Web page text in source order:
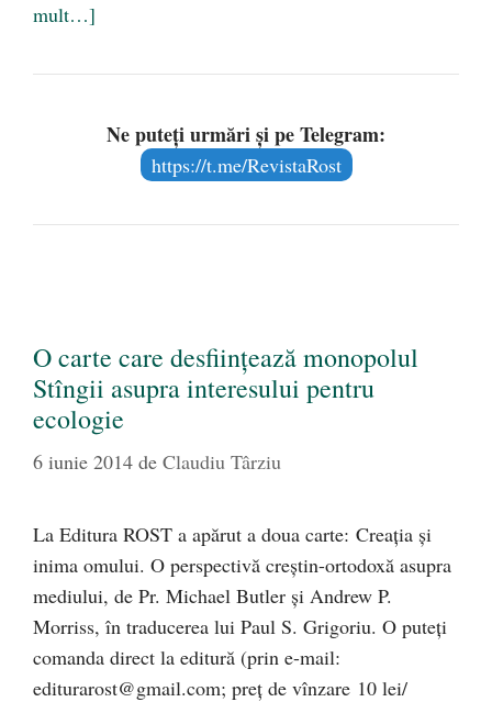
mult…]
Ne puteți urmări și pe Telegram:
https://t.me/RevistaRost
O carte care desfiinţează monopolul
Stîngii asupra interesului pentru
ecologie
6 iunie 2014 de Claudiu Târziu
La Editura ROST a apărut a doua carte: Creaţia şi
inima omului. O perspectivă creştin-ortodoxă asupra
mediului, de Pr. Michael Butler şi Andrew P.
Morriss, în traducerea lui Paul S. Grigoriu. O puteţi
comanda direct la editură (prin e-mail:
editurarost@gmail.com; preţ de vînzare 10 lei/